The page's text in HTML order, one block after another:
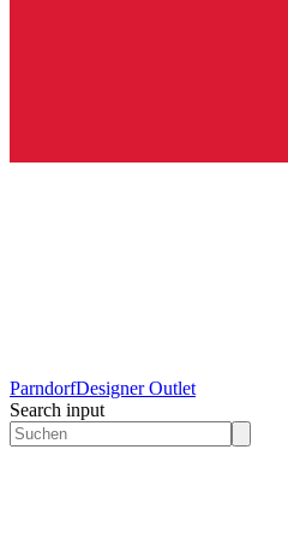
ParndorfDesigner Outlet
Search input